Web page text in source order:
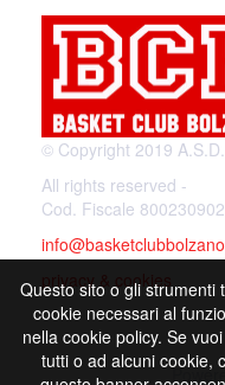
© Copyright 2019
All rights reserved -
Cod. Fiscale
privacy & cookies
Questo sito o gli strumenti
cookie necessari al
nella cookie policy. Se
tutti o ad alcuni cookie,